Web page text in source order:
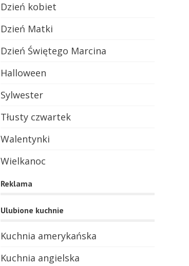
Dzień kobiet
Dzień Matki
Dzień Świętego Marcina
Halloween
Sylwester
Tłusty czwartek
Walentynki
Wielkanoc
Reklama
Ulubione kuchnie
Kuchnia amerykańska
Kuchnia angielska